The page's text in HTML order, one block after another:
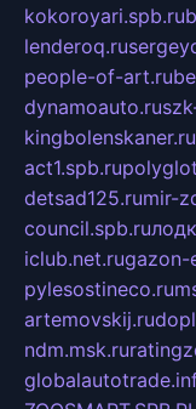
kokoroyari.spb.ru
lenderoq.ru
people-of-art.ru
dynamoauto.ru
kingbolenskaner.ru
act1.spb.ru
detsad125.rumir-
council.spb.ru
iclub.net.rugazon-
pylesostineco.ru
artemovskij.ru
ndm.msk.ru